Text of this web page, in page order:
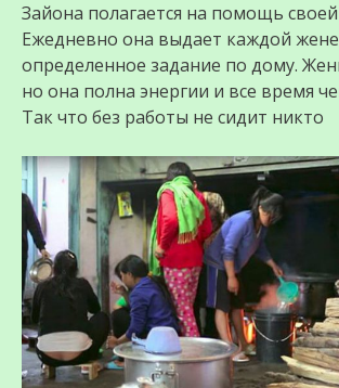
Зайона полагается на помощь
Ежедневно она выдает каждой жене
определенное задание по дому.
но она полна энергии и все время
Так что без работы не сидит никто